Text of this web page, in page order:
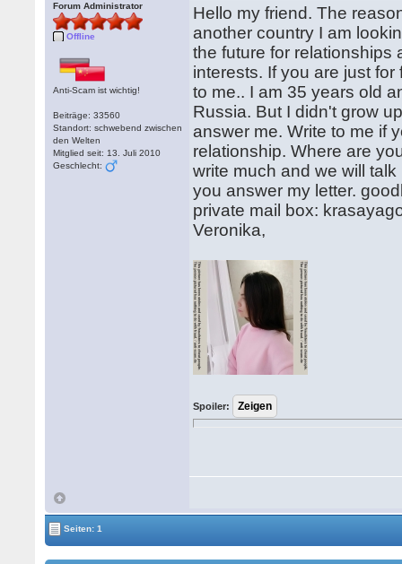
Forum Administrator
Offline
Anti-Scam ist wichtig!
Beiträge: 33560
Standort: schwebend zwischen
den Welten
Mitglied seit: 13. Juli 2010
Geschlecht:
Hello my friend. The
another country I am
the future for relationships
interests. If you are just
to me.. I am 35 years old
Russia. But I didn't grow
answer me. Write to me if
relationship. Where are
write much and we will
you answer my letter.
private mail box:
Veronika,
Spoiler:
Seiten: 1